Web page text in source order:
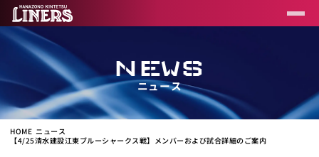
NEWS
ニュース
HOME ニュース
【4/25清水建設江東ブルーシャークス戦】メンバーおよび試合詳細のご案内